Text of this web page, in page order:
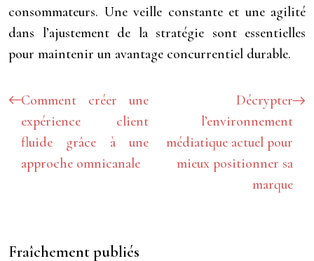
consommateurs. Une veille constante et une agilité
dans l’ajustement de la stratégie sont essentielles
pour maintenir un avantage concurrentiel durable.
Comment créer une
expérience client
fluide grâce à une
approche omnicanale
Décrypter
l’environnement
médiatique actuel pour
mieux positionner sa
marque
Fraîchement publiés